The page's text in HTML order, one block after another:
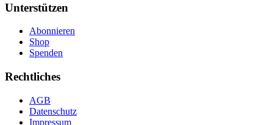
Unterstützen
Abonnieren
Shop
Spenden
Rechtliches
AGB
Datenschutz
Impressum